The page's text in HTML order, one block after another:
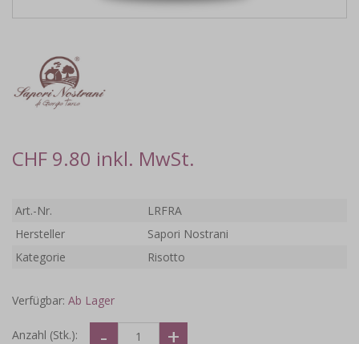
CHF 9.80 inkl. MwSt.
Art.-Nr.
LRFRA
Hersteller
Sapori Nostrani
Kategorie
Risotto
Verfügbar: Ab Lager
Anzahl (Stk.):